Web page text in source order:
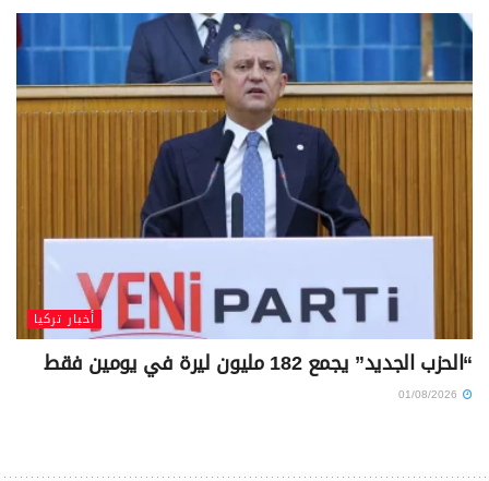
أخبار تركيا
“الحزب الجديد” يجمع 182 مليون ليرة في يومين فقط
01/08/2026